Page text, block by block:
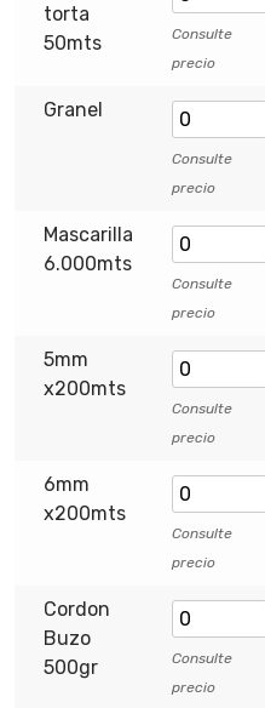
torta
50mts
Consulte
precio
Granel
Consulte
precio
Mascarilla
6.000mts
Consulte
precio
5mm
x200mts
Consulte
precio
6mm
x200mts
Consulte
precio
Cordon
Buzo
500gr
Consulte
precio